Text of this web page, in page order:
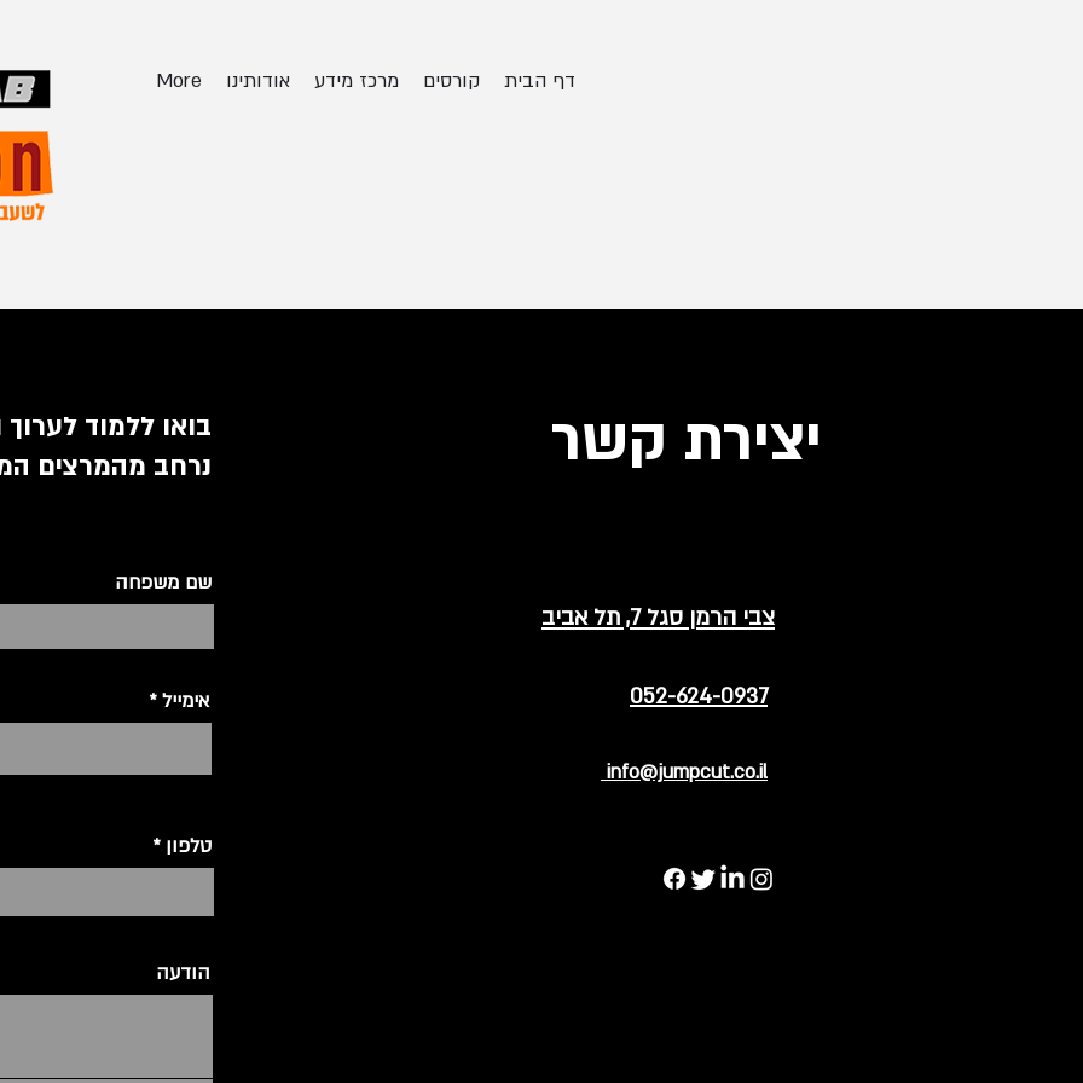
דף הבית קורסים מרכז מידע אודותינו More
בואו ללמוד
נרחב מהמרצים
יצירת קשר
שם משפחה
אימייל
טלפון
הודעה
צבי הרמן סגל 7, תל אביב
052-624-0937
info@jumpcut.co.il